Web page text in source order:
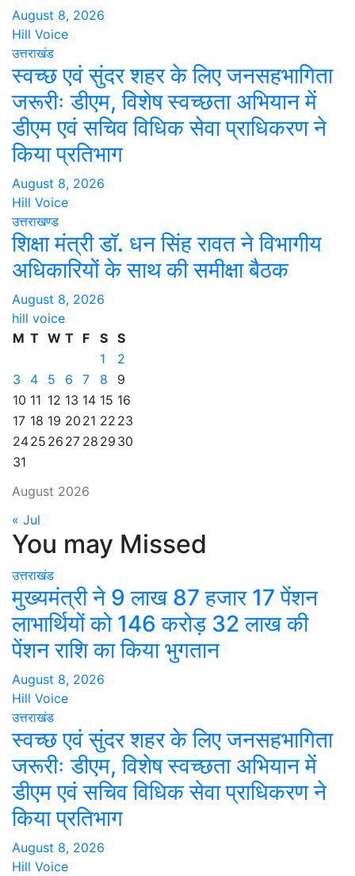
August 8, 2026
Hill Voice
उत्तराखंड
स्वच्छ एवं सुंदर शहर के लिए जनसहभागिता
जरूरीः डीएम, विशेष स्वच्छता अभियान में
डीएम एवं सचिव विधिक सेवा प्राधिकरण ने
किया प्रतिभाग
August 8, 2026
Hill Voice
उत्तराखण्ड
शिक्षा मंत्री डॉ. धन सिंह रावत ने विभागीय
अधिकारियों के साथ की समीक्षा बैठक
August 8, 2026
hill voice
August 2026
M T W T F S S
1
2
3
4 5 6 7 8
9
10 11 12 13 14 15 16
17 18 19 20 21 22 23
2425 26 27 28 29 30
31
« Jul
You may Missed
उत्तराखंड
मुख्यमंत्री ने 9 लाख 87 हजार 17 पेंशन
लाभार्थियों को 146 करोड़ 32 लाख की
पेंशन राशि का किया भुगतान
August 8, 2026
Hill Voice
उत्तराखंड
स्वच्छ एवं सुंदर शहर के लिए जनसहभागिता
जरूरीः डीएम, विशेष स्वच्छता अभियान में
डीएम एवं सचिव विधिक सेवा प्राधिकरण ने
किया प्रतिभाग
August 8, 2026
Hill Voice